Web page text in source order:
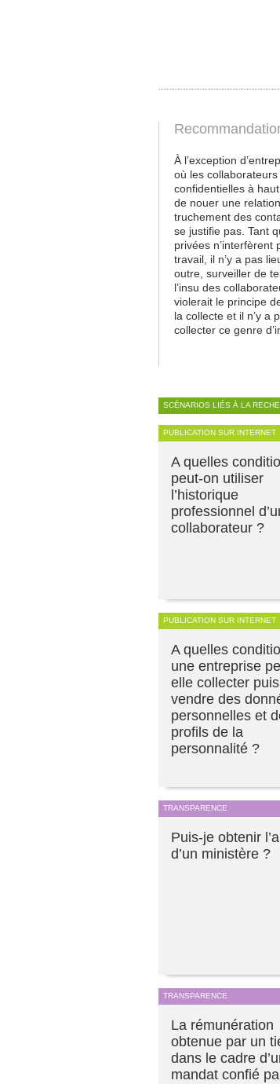
À l’exception
où les
confidentielles à
de nouer une
truchement des
se justifie pas. Tant
privées n’interfèrent
travail, il n’y a pas
outre, surveiller de
l’insu des
violerait le principe
la collecte et il n’y a
collecter ce genre
SCÉNARIOS LIÉS À LA
PUBLICATION SUR INTERNET
A quelles
peut-on utiliser
l’historique
professionnel
collaborateur ?
PUBLICATION SUR INTERNET
A quelles
une entreprise
elle collecter puis
vendre des
personnelles et
profils de la
personnalité ?
TRANSPARENCE
Puis-je obtenir
d’un ministère ?
TRANSPARENCE
La rémunération
obtenue par un
dans le cadre
mandat confié